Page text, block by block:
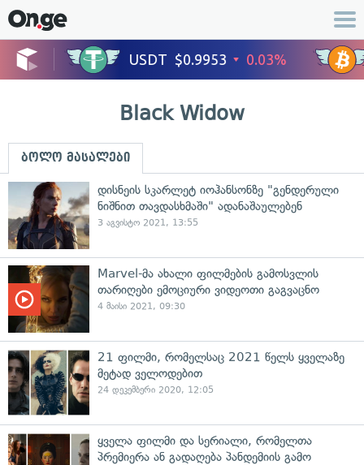
Black Widow
ბოლო მასალები
დისნეის სკარლეტ იოჰანსონზე "გენდერული
ნიშნით თავდასხმაში" ადანაშაულებენ
3 აგვისტო 2021, 13:55
Marvel-მა ახალი ფილმების გამოსვლის
თარიღები ემოციური ვიდეოთი გაგვაცნო
4 მაისი 2021, 09:30
21 ფილმი, რომელსაც 2021 წელს ყველაზე
მეტად ველოდებით
24 დეკემბერი 2020, 12:05
ყველა ფილმი და სერიალი, რომელთა
პრემიერა ან გადაღება პანდემიის გამო